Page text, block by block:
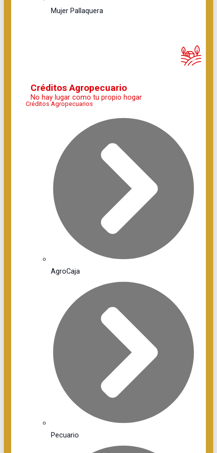
Mujer Pallaquera
Créditos Agropecuario
No hay lugar como tu propio hogar
Créditos Agropecuarios
AgroCaja
Pecuario